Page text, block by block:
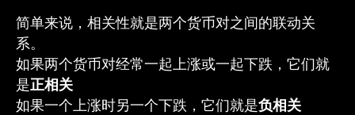
简单来说，相关性就是两个货币对之间的联动关
系。
如果两个货币对经常一起上涨或一起下跌，它们就
是正相关
如果一个上涨时另一个下跌，它们就是负相关